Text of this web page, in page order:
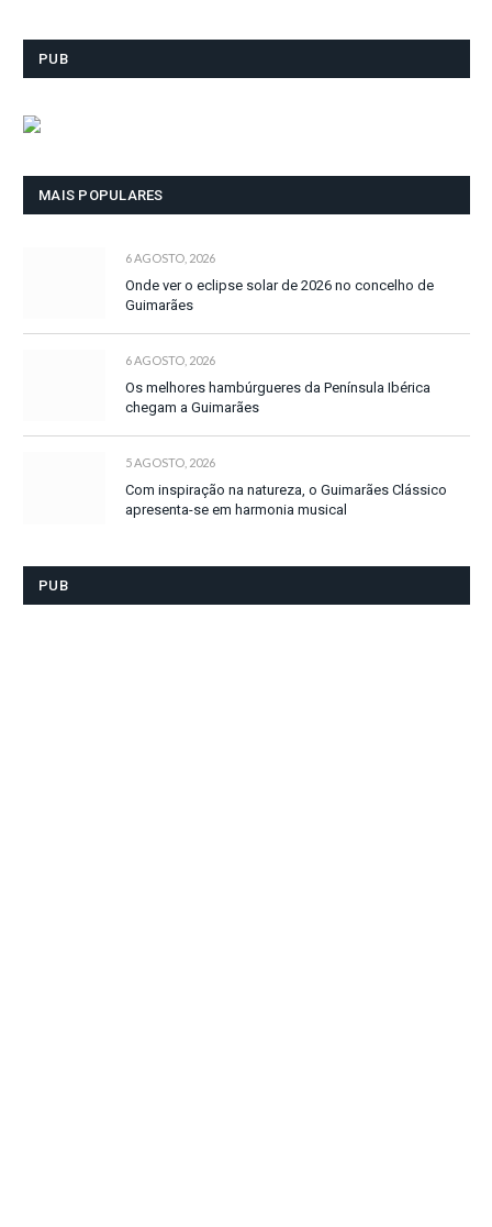
PUB
MAIS POPULARES
6 AGOSTO, 2026
Onde ver o eclipse solar de 2026 no concelho de
Guimarães
6 AGOSTO, 2026
Os melhores hambúrgueres da Península Ibérica
chegam a Guimarães
5 AGOSTO, 2026
Com inspiração na natureza, o Guimarães Clássico
apresenta-se em harmonia musical
PUB